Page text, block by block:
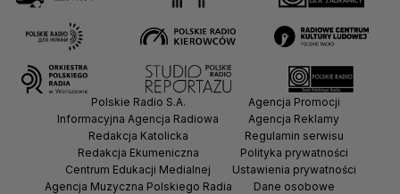
Polskie Radio S.A.
Informacyjna Agencja Radiowa
Redakcja Katolicka
Redakcja Ekumeniczna
Centrum Edukacji Medialnej
Agencja Muzyczna Polskiego Radia
Agencja Promocji
Agencja Reklamy
Regulamin serwisu
Polityka prywatności
Ustawienia prywatności
Dane osobowe